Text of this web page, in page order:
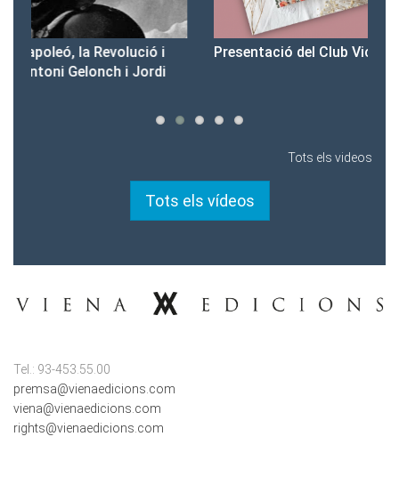
Presentació del Club Victòria
Tots els vídeos
premsa@vienaedicions.com
viena@vienaedicions.com
rights@vienaedicions.com